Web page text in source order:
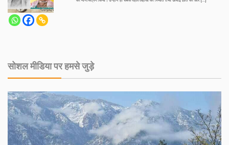
सोशल मीडिया पर हमसे जुड़े